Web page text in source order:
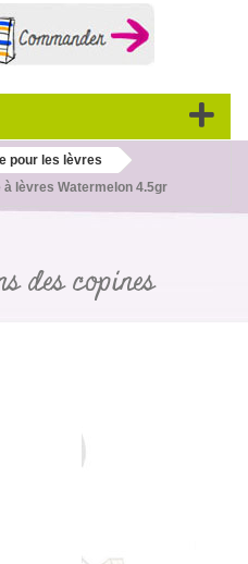
pour les lèvres
à lèvres Watermelon 4.5gr
des copines